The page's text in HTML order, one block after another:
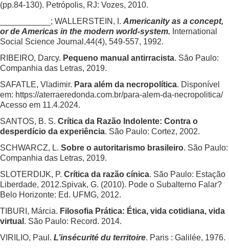
(pp.84-130). Petrópolis, RJ: Vozes, 2010.
___________; WALLERSTEIN, I. Americanity as a concept,
or de Americas in the modern world-system. International
Social Science Journal,44(4), 549-557, 1992.
RIBEIRO, Darcy. Pequeno manual antirracista. São Paulo:
Companhia das Letras, 2019.
SAFATLE, Vladimir. Para além da necropolítica. Disponível
em: https://aterraeredonda.com.br/para-alem-da-necropolitica/
Acesso em 11.4.2024.
SANTOS, B. S. Crítica da Razão Indolente: Contra o
desperdício da experiência. São Paulo: Cortez, 2002.
SCHWARCZ, L. Sobre o autoritarismo brasileiro. São Paulo:
Companhia das Letras, 2019.
SLOTERDIJK, P. Crítica da razão cínica. São Paulo: Estação
Liberdade, 2012.Spivak, G. (2010). Pode o Subalterno Falar?
Belo Horizonte: Ed. UFMG, 2012.
TIBURI, Márcia. Filosofia Prática: Ética, vida cotidiana, vida
virtual . São Paulo: Record. 2014.
VIRILIO, Paul. L’insécurité du territoire. Paris : Galilée, 1976.